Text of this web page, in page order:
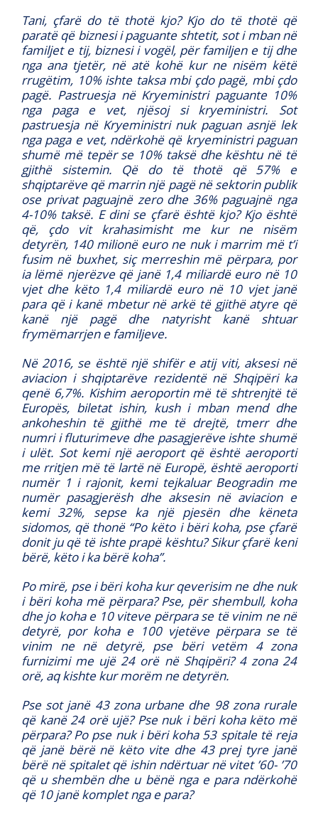
Tani, çfarë do të thotë kjo? Kjo do të thotë që
paratë që biznesi i paguante shtetit, sot i mban në
familjet e tij, biznesi i vogël, për familjen e tij dhe
nga ana tjetër, në atë kohë kur ne nisëm këtë
rrugëtim, 10% ishte taksa mbi çdo pagë, mbi çdo
pagë. Pastruesja në Kryeministri paguante 10%
nga paga e vet, njësoj si kryeministri. Sot
pastruesja në Kryeministri nuk paguan asnjë lek
nga paga e vet, ndërkohë që kryeministri paguan
shumë më tepër se 10% taksë dhe kështu në të
gjithë sistemin. Që do të thotë që 57% e
shqiptarëve që marrin një pagë në sektorin publik
ose privat paguajnë zero dhe 36% paguajnë nga
4-10% taksë. E dini se çfarë është kjo? Kjo është
që, çdo vit krahasimisht me kur ne nisëm
detyrën, 140 milionë euro ne nuk i marrim më t’i
fusim në buxhet, siç merreshin më përpara, por
ia lëmë njerëzve që janë 1,4 miliardë euro në 10
vjet dhe këto 1,4 miliardë euro në 10 vjet janë
para që i kanë mbetur në arkë të gjithë atyre që
kanë një pagë dhe natyrisht kanë shtuar
frymëmarrjen e familjeve.
Në 2016, se është një shifër e atij viti, aksesi në
aviacion i shqiptarëve rezidentë në Shqipëri ka
qenë 6,7%. Kishim aeroportin më të shtrenjtë të
Europës, biletat ishin, kush i mban mend dhe
ankoheshin të gjithë me të drejtë, tmerr dhe
numri i fluturimeve dhe pasagjerëve ishte shumë
i ulët. Sot kemi një aeroport që është aeroporti
me rritjen më të lartë në Europë, është aeroporti
numër 1 i rajonit, kemi tejkaluar Beogradin me
numër pasagjerësh dhe aksesin në aviacion e
kemi 32%, sepse ka një pjesën dhe këneta
sidomos, që thonë “Po këto i bëri koha, pse çfarë
donit ju që të ishte prapë kështu? Sikur çfarë keni
bërë, këto i ka bërë koha”.
Po mirë, pse i bëri koha kur qeverisim ne dhe nuk
i bëri koha më përpara? Pse, për shembull, koha
dhe jo koha e 10 viteve përpara se të vinim ne në
detyrë, por koha e 100 vjetëve përpara se të
vinim ne në detyrë, pse bëri vetëm 4 zona
furnizimi me ujë 24 orë në Shqipëri? 4 zona 24
orë, aq kishte kur morëm ne detyrën.
Pse sot janë 43 zona urbane dhe 98 zona rurale
që kanë 24 orë ujë? Pse nuk i bëri koha këto më
përpara? Po pse nuk i bëri koha 53 spitale të reja
që janë bërë në këto vite dhe 43 prej tyre janë
bërë në spitalet që ishin ndërtuar në vitet ’60- ’70
që u shembën dhe u bënë nga e para ndërkohë
që 10 janë komplet nga e para?